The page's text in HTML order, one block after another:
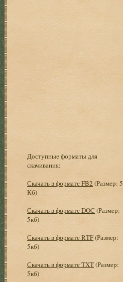
Доступные форматы для
скачивания:
Скачать в формате FB2 (Размер: 5
Кб)
Скачать в формате DOC (Размер:
5кб)
Скачать в формате RTF(Размер:
5кб)
Скачать в формате TXT(Размер:
5кб)